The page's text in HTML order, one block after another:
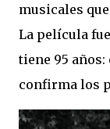
musicales
La película
tiene 95
confirma los